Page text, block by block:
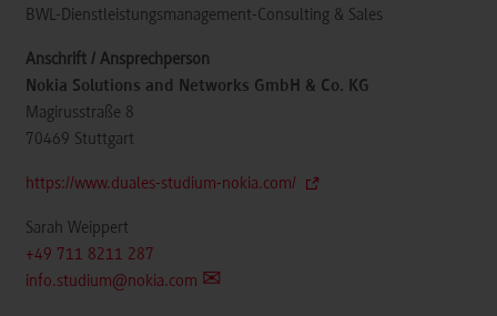
BWL-Dienstleistungsmanagement-Consulting & Sales
Nokia Solutions and Networks GmbH & Co. KG
Magirusstraße 8
70469 Stuttgart
https://www.duales-studium-nokia.com/
Sarah Weippert
+49 711 8211 287
info.studium@nokia.com